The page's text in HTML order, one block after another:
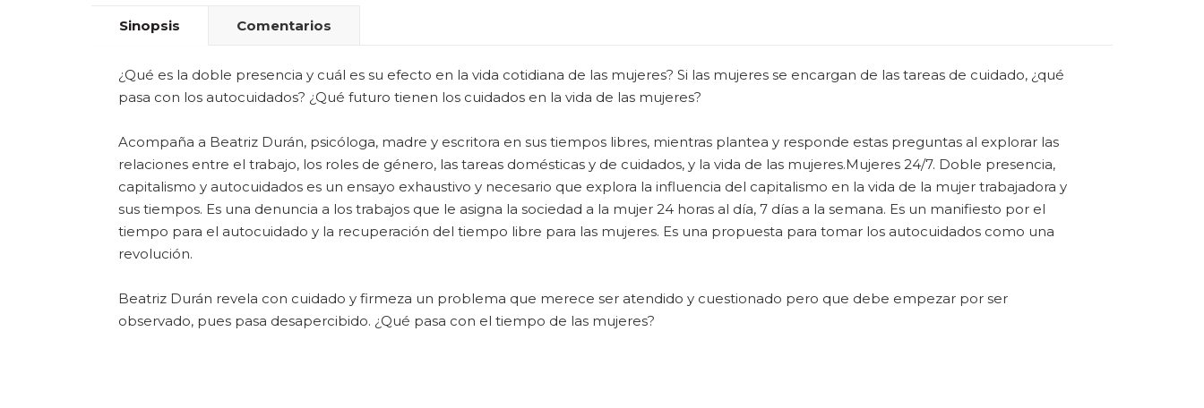
Sinopsis Comentarios
¿Qué es la doble presencia y cuál es su efecto en la vida cotidiana de las mujeres? Si las mujeres se encargan de las tareas de cuidado, ¿qué
pasa con los autocuidados? ¿Qué futuro tienen los cuidados en la vida de las mujeres?
Acompaña a Beatriz Durán, psicóloga, madre y escritora en sus tiempos libres, mientras plantea y responde estas preguntas al explorar las
relaciones entre el trabajo, los roles de género, las tareas domésticas y de cuidados, y la vida de las mujeres.Mujeres 24/7. Doble presencia,
capitalismo y autocuidados es un ensayo exhaustivo y necesario que explora la influencia del capitalismo en la vida de la mujer trabajadora y
sus tiempos. Es una denuncia a los trabajos que le asigna la sociedad a la mujer 24 horas al día, 7 días a la semana. Es un manifiesto por el
tiempo para el autocuidado y la recuperación del tiempo libre para las mujeres. Es una propuesta para tomar los autocuidados como una
revolución.
Beatriz Durán revela con cuidado y firmeza un problema que merece ser atendido y cuestionado pero que debe empezar por ser
observado, pues pasa desapercibido. ¿Qué pasa con el tiempo de las mujeres?